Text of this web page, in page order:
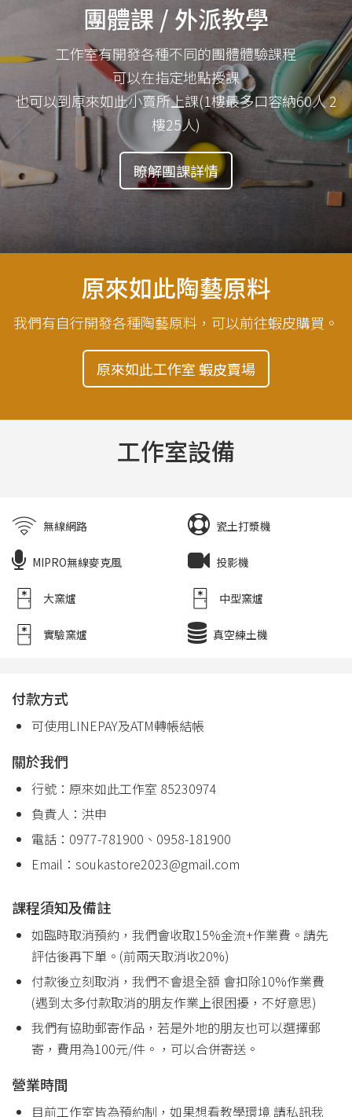
團體課 / 外派教學
工作室有開發各種不同的團體體驗課程
可以在指定地點授課
也可以到原來如此小賣所上課(1樓最多口容納60人 2
樓25人)
瞭解團課詳情
原來如此陶藝原料
我們有自行開發各種陶藝原料，可以前往蝦皮購買。
原來如此工作室 蝦皮賣場
工作室設備
無線網路 瓷土打漿機
MIPRO無線麥克風 投影機
大窯爐 中型窯爐
實驗窯爐 真空練土機
付款方式
可使用LINEPAY及ATM轉帳結帳
關於我們
行號：原來如此工作室 85230974
負責人：洪申
電話：0977-781900、0958-181900
Email：soukastore2023@gmail.com
課程須知及備註
如臨時取消預約，我們會收取15%金流+作業費。請先
評估後再下單。(前兩天取消收20%)
付款後立刻取消，我們不會退全額 會扣除10%作業費
(遇到太多付款取消的朋友作業上很困擾，不好意思)
我們有協助郵寄作品，若是外地的朋友也可以選擇郵
寄，費用為100元/件。，可以合併寄送。
營業時間
目前工作室皆為預約制，如果想看教學環境 請私訊我